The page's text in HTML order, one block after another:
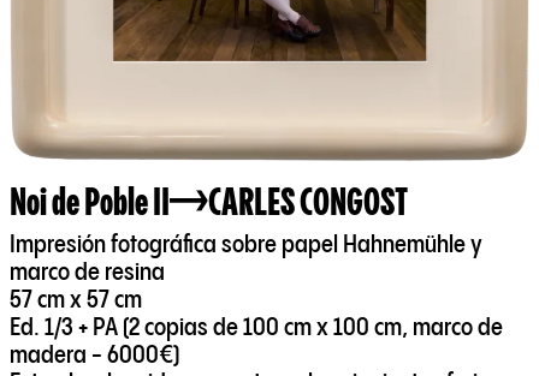
Noi de Poble II CARLES CONGOST
Impresión fotográfica sobre papel Hahnemühle y
marco de resina
57 cm x 57 cm
Ed. 1/3 + PA (2 copias de 100 cm x 100 cm, marco de
madera - 6000€)